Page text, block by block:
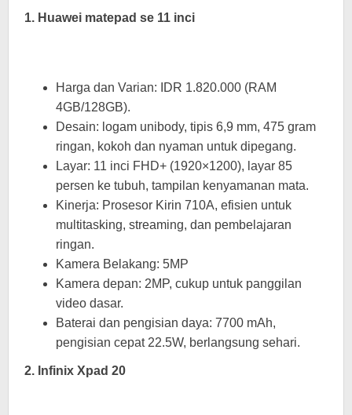
1. Huawei matepad se 11 inci
Harga dan Varian: IDR 1.820.000 (RAM
4GB/128GB).
Desain: logam unibody, tipis 6,9 mm, 475 gram
ringan, kokoh dan nyaman untuk dipegang.
Layar: 11 inci FHD+ (1920×1200), layar 85
persen ke tubuh, tampilan kenyamanan mata.
Kinerja: Prosesor Kirin 710A, efisien untuk
multitasking, streaming, dan pembelajaran
ringan.
Kamera Belakang: 5MP
Kamera depan: 2MP, cukup untuk panggilan
video dasar.
Baterai dan pengisian daya: 7700 mAh,
pengisian cepat 22.5W, berlangsung sehari.
2. Infinix Xpad 20